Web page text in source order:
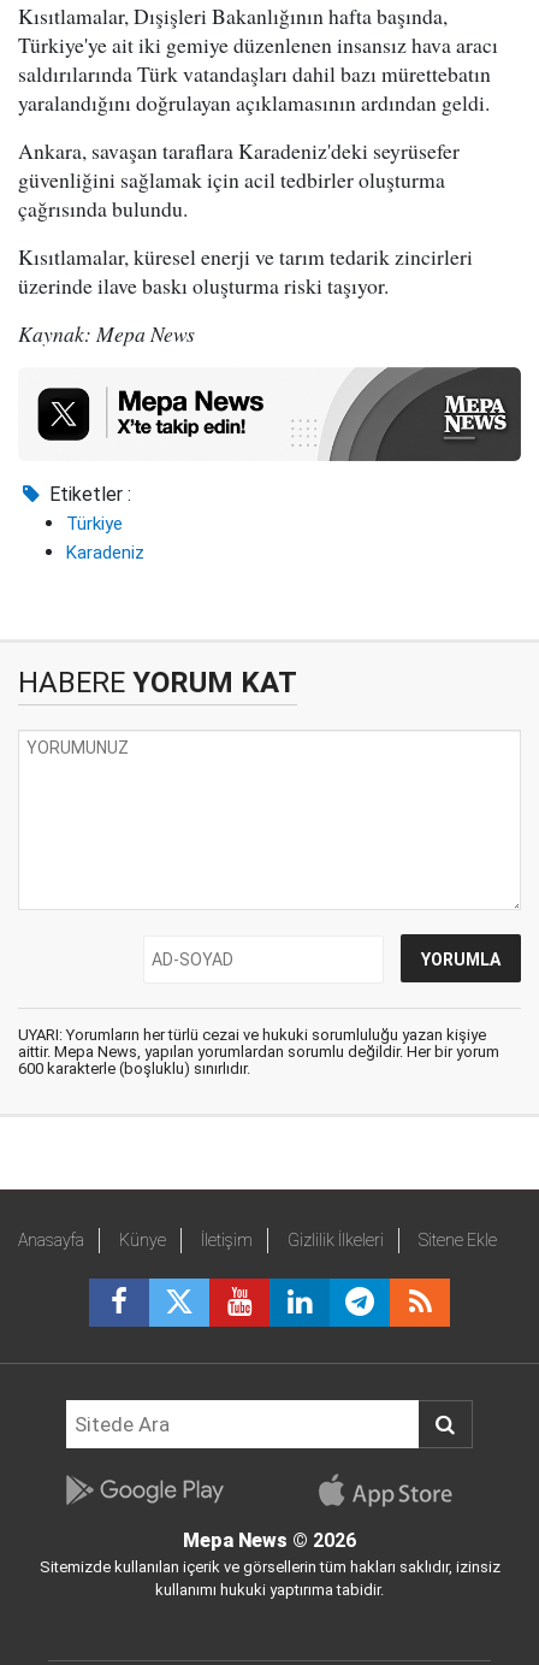
Kısıtlamalar, Dışişleri Bakanlığının hafta başında,
Türkiye'ye ait iki gemiye düzenlenen insansız hava aracı
saldırılarında Türk vatandaşları dahil bazı mürettebatın
yaralandığını doğrulayan açıklamasının ardından geldi.
Ankara, savaşan taraflara Karadeniz'deki seyrüsefer
güvenliğini sağlamak için acil tedbirler oluşturma
çağrısında bulundu.
Kısıtlamalar, küresel enerji ve tarım tedarik zincirleri
üzerinde ilave baskı oluşturma riski taşıyor.
Kaynak: Mepa News
Etiketler :
Türkiye
Karadeniz
HABERE YORUM KAT
UYARI: Yorumların her türlü cezai ve hukuki sorumluluğu yazan kişiye
aittir. Mepa News, yapılan yorumlardan sorumlu değildir. Her bir yorum
600 karakterle (boşluklu) sınırlıdır.
Anasayfa Künye İletişim Gizlilik İlkeleri Sitene Ekle
Mepa News © 2026
Sitemizde kullanılan içerik ve görsellerin tüm hakları saklıdır, izinsiz
kullanımı hukuki yaptırıma tabidir.